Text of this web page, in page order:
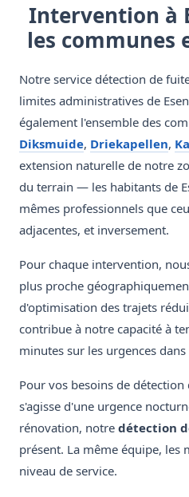
Intervention à
les communes
Notre service détection de
limites administratives de
également l'ensemble des
Diksmuide, Driekapellen,
extension naturelle de notre
du terrain — les habitants de
mêmes professionnels que
adjacentes, et inversement.
Pour chaque intervention,
plus proche
d'optimisation des trajets
contribue à notre capacité à
minutes sur les urgences
Pour vos besoins de détection
s'agisse d'une urgence
rénovation, notre détection
présent. La même équipe, les
niveau de service.